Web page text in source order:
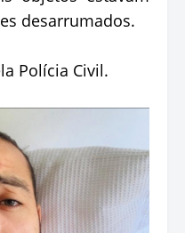
desarrumados.
Polícia Civil.